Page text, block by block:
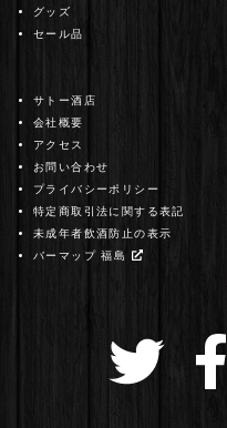
グッズ
セール品
サトー酒店
会社概要
アクセス
お問い合わせ
プライバシーポリシー
特定商取引法に関する表記
未成年者飲酒防止の表示
バーマップ 福島